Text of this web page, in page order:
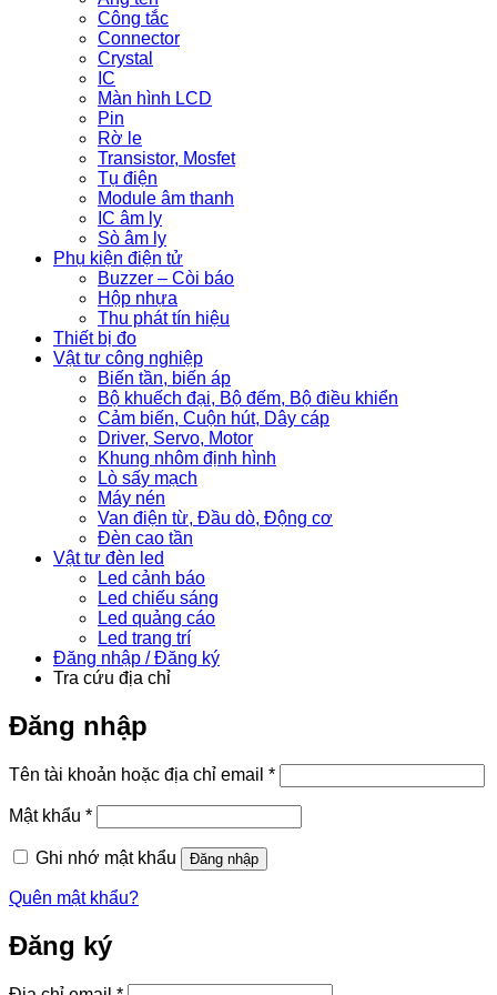
Công tắc
Connector
Crystal
IC
Màn hình LCD
Pin
Rờ le
Transistor, Mosfet
Tụ điện
Module âm thanh
IC âm ly
Sò âm ly
Phụ kiện điện tử
Buzzer – Còi báo
Hộp nhựa
Thu phát tín hiệu
Thiết bị đo
Vật tư công nghiệp
Biến tần, biến áp
Bộ khuếch đại, Bộ đếm, Bộ điều khiển
Cảm biến, Cuộn hút, Dây cáp
Driver, Servo, Motor
Khung nhôm định hình
Lò sấy mạch
Máy nén
Van điện từ, Đầu dò, Động cơ
Đèn cao tần
Vật tư đèn led
Led cảnh báo
Led chiếu sáng
Led quảng cáo
Led trang trí
Đăng nhập / Đăng ký
Tra cứu địa chỉ
Đăng nhập
Tên tài khoản hoặc địa chỉ email *Bắt
buộc
Mật khẩu *Bắt
buộc
Ghi nhớ mật khẩu
Đăng nhập
Quên mật khẩu?
Đăng ký